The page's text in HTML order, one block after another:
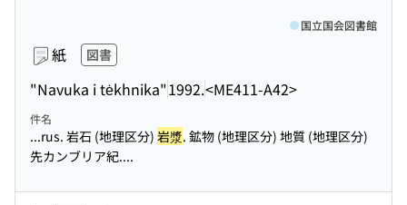
紙 図書
"Navuka i tėkhnika"1992.<ME411-A42>
国立国会図書館
件名
...rus. 岩石 (地理区分) 岩漿. 鉱物 (地理区分) 地質 (地理区分)
先カンブリア紀....